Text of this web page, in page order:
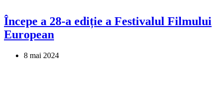
Începe a 28-a ediție a Festivalul Filmului
European
8 mai 2024